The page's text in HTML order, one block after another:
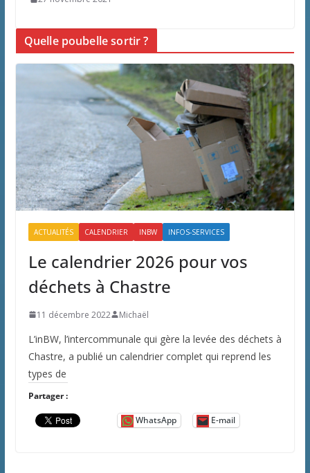
Quelle poubelle sortir ?
ACTUALITÉS CALENDRIER INBW INFOS-SERVICES
Le calendrier 2026 pour vos
déchets à Chastre
11 décembre 2022 Michaël
L’inBW, l’intercommunale qui gère la levée des déchets à
Chastre, a publié un calendrier complet qui reprend les
types de
Partager :
WhatsApp E-mail